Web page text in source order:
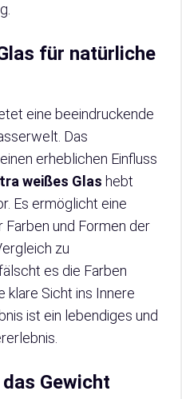
für natürliche
eine beeindruckende
Das
erheblichen Einfluss
weißes Glas hebt
Es ermöglicht eine
und Formen der
zu
es die Farben
klare Sicht ins Innere
ist ein lebendiges und
Gewicht